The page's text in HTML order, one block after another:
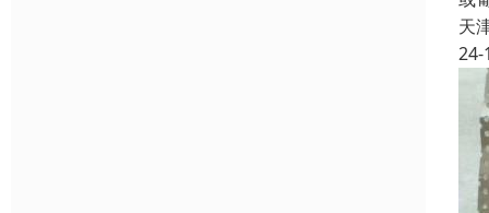
天
24-